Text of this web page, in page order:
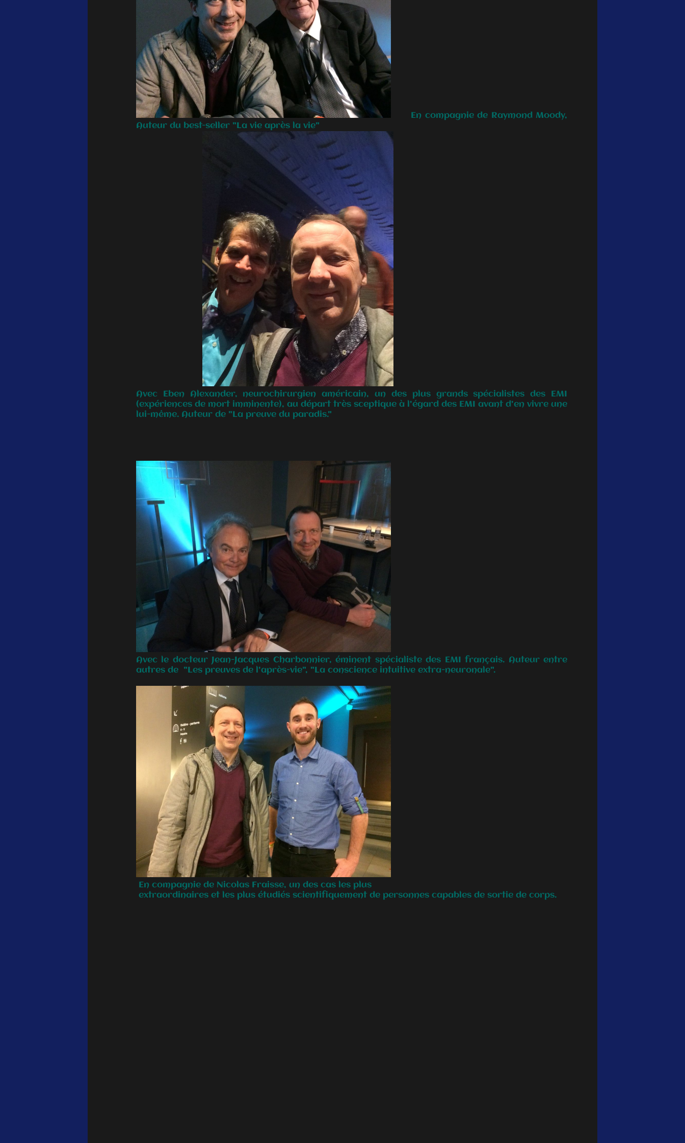
En compagnie de Raymond Moody,
Auteur du best-seller "La vie après la vie"
Avec Eben Alexander, neurochirurgien américain, un des plus grands spécialistes des EMI
(expériences de mort imminente), au départ très sceptique à l'égard des EMI avant d'en vivre une
lui-même. Auteur de "La preuve du paradis."
Avec le docteur Jean-Jacques Charbonnier, éminent spécialiste des EMI français. Auteur entre
autres de "Les preuves de l'après-vie", "La conscience intuitive extra-neuronale".
En compagnie de Nicolas Fraisse, un des cas les plus
extraordinaires et les plus étudiés scientifiquement de personnes capables de sortie de corps.